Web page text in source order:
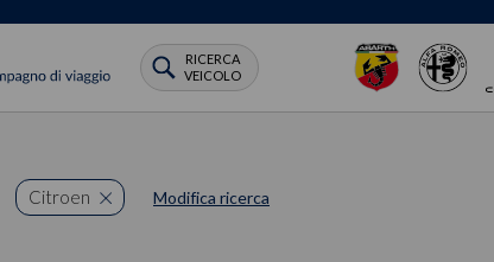
RICERCA
VEICOLO
Citroen Modifica ricerca